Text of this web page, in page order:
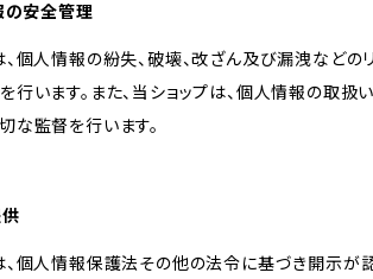
安全管理
、個人情報の紛失、破壊、改ざん及び漏洩など
行います。また、当ショップは、個人情報の取
な監督を行います。
、個人情報保護法その他の法令に基づき開示